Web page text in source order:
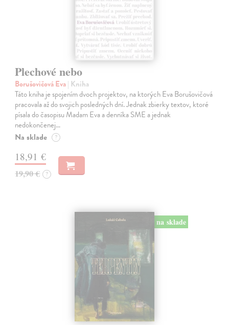
Plechové nebo
Borušovičová Eva| Kniha
Táto kniha je spojením dvoch projektov, na ktorých Eva Borušovičová
pracovala až do svojich posledných dní. Jednak zbierky textov, ktoré
písala do časopisu Madam Eva a denníka SME a jednak
nedokončenej…
Na sklade ?
18,91 €
19,90 € ?
na sklade